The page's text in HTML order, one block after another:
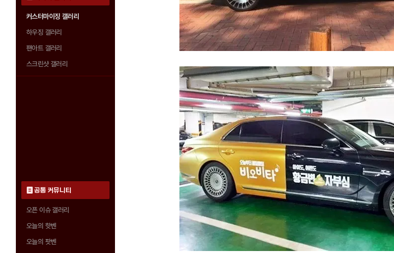
커스터마이징 갤러리
하우징 갤러리
팬아트 갤러리
스크린샷 갤러리
공통 커뮤니티
오픈 이슈 갤러리
오늘의 핫벤
오늘의 팟벤